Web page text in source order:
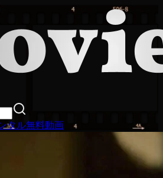
タル無料動画